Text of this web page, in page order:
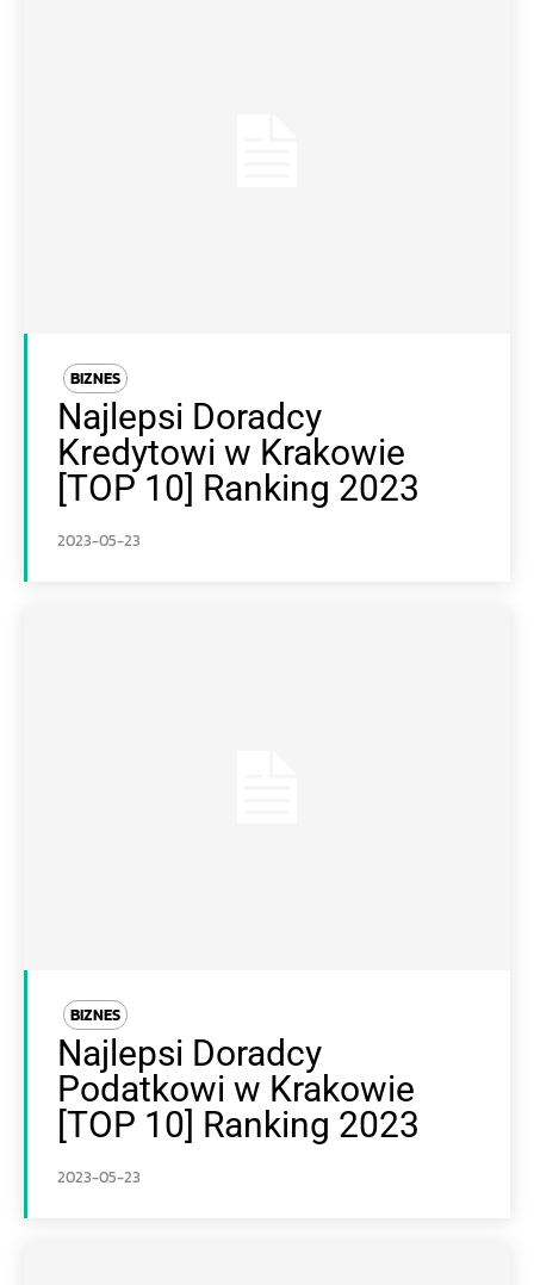
BIZNES
Najlepsi Doradcy
Kredytowi w Krakowie
[TOP 10] Ranking 2023
2023-05-23
BIZNES
Najlepsi Doradcy
Podatkowi w Krakowie
[TOP 10] Ranking 2023
2023-05-23